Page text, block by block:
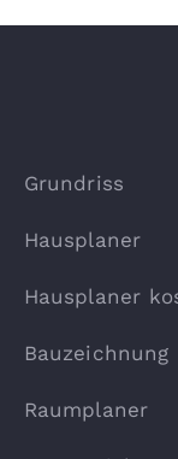
Grundriss
Hausplaner
Hausplaner
Bauzeichnung
Raumplaner